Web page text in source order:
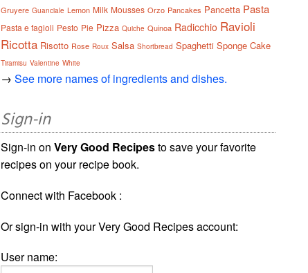
Gruyere Guanciale Lemon Milk Mousses Orzo Pancakes Pancetta Pasta
Pasta e fagioli Pesto Pie Pizza Quiche Quinoa Radicchio Ravioli
Ricotta Risotto Rose Roux Salsa Shortbread Spaghetti Sponge Cake
Tiramisu Valentine White
→See more names of ingredients and dishes.
Sign-in
Sign-in onVery Good Recipesto save your favorite
recipes on your recipe book.
Connect with Facebook :
Or sign-in with your Very Good Recipes account:
User name: